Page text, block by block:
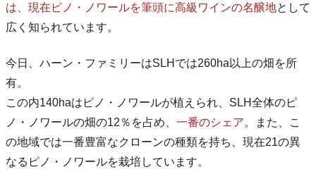
は、現在ピノ・ノワールを筆頭に高級ワインの名醸地として
広く知られています。
今日、ハーン・ファミリーはSLHでは260ha以上の畑を所
有。
この内140haはピノ・ノワールが植えられ、SLH全体のピ
ノ・ノワールの畑の12％を占め、 一番のシェア。また、こ
の地域では一番豊富なクローンの種類を持ち、現在21の異
なるピノ・ノワールを栽培しています。